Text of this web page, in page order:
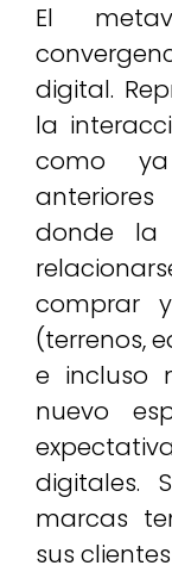
El
digital.
la
como
donde la
comprar
(terrenos,
e incluso
nuevo
digitales.
marcas
sus